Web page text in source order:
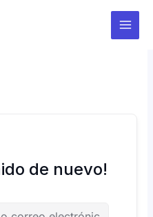
de nuevo!